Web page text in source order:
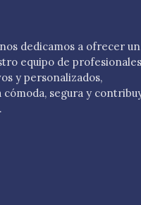
dedicamos a ofrecer un
equipo de profesionales
y personalizados,
cómoda, segura y